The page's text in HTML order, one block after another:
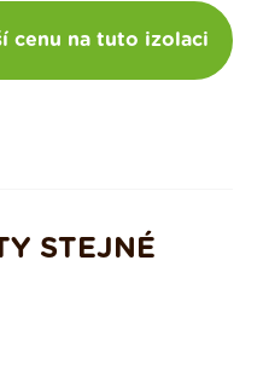
cenu na tuto izolaci
STEJNÉ